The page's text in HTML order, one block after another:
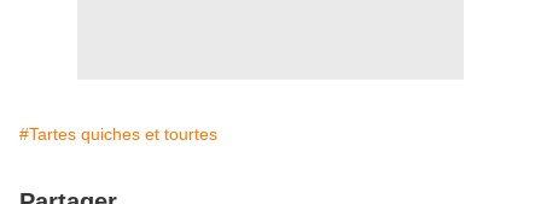
#Tartes quiches et tourtes